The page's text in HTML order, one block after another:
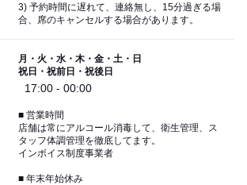
3) 予約時間に遅れて、連絡無し、15分過ぎる場
合、席のキャンセルする場合があります。
月・火・水・木・金・土・日
祝日・祝前日・祝後日
17:00 - 00:00
■ 営業時間
店舗は常にアルコール消毒して、衛生管理、ス
タッフ体調管理を徹底してます。
インボイス制度事業者
■ 年末年始休み